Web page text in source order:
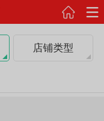
店铺类型